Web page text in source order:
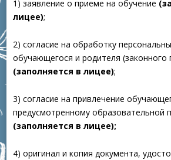
1) заявление о приеме на обучение
лицее);
2) согласие на обработку
обучающегося и родителя (законного
(заполняется в лицее);
3) согласие на привлечение
предусмотренному образовательной
(заполняется в лицее);
4) оригинал и копия документа,